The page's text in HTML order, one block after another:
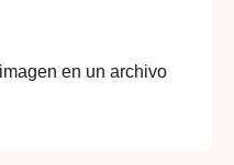
en un archivo